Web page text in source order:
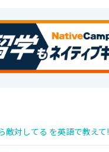
敵対してる を英語で教えて!